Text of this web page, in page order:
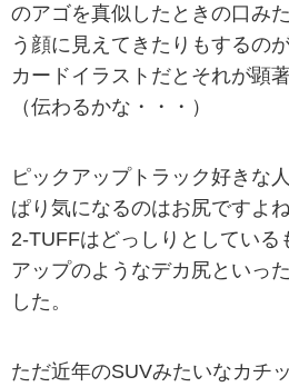
のアゴを真似したときの口み
う顔に見えてきたりもするの
カードイラストだとそれが顕
（伝わるかな・・・）
ピックアップトラック好きな
ぱり気になるのはお尻ですよね
2-TUFFはどっしりとしている
アップのようなデカ尻といっ
した。
ただ近年のSUVみたいなカチ